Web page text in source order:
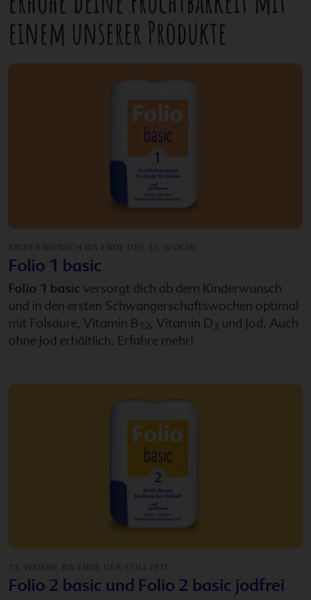
einem unserer Produkte
KINDERWUNSCH BIS ENDE DER 12. WOCHE
Folio 1 basic
Folio 1 basic versorgt dich ab dem Kinderwunsch
und in den ersten Schwangerschaftswochen optimal
mit Folsäure, Vitamin B12, Vitamin D3 und Jod. Auch
ohne Jod erhältlich. Erfahre mehr!
13. WOCHE BIS ENDE DER STILLZEIT
Folio 2 basic und Folio 2 basic jodfrei